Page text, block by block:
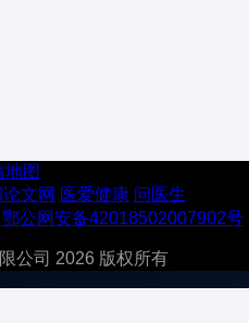
地图
文网 医爱健康 问医生
公网安备42018502007902号
公司 2026 版权所有